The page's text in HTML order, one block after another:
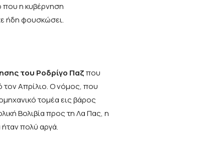
που η κυβέρνηση
ήδη φουσκώσει.
του Ροδρίγο Παζπου
Απρίλιο. Ο νόμος, που
τομέα εις βάρος
Βολιβία προς τη Λα Πας, η
πολύ αργά.